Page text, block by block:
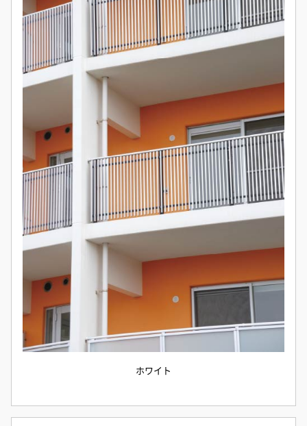
ホワイト